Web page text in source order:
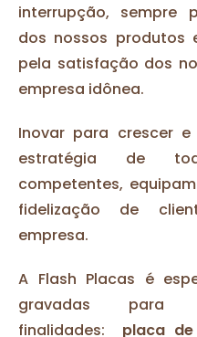
interrupção, sempre
dos nossos produtos
pela satisfação dos
empresa idônea.
Inovar para crescer
estratégia de
competentes,
fidelização de
empresa.
A Flash Placas é
gravadas
finalidades: placa